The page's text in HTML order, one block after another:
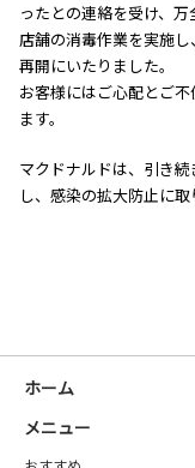
ったとの連絡を受け、
店舗の消毒作業を実施
再開にいたりました。
お客様にはご心配とご
ます。
マクドナルドは、引き
し、感染の拡大防止に取
ホーム
メニュー